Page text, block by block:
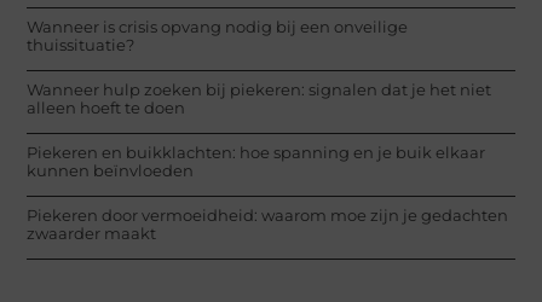
Wanneer is crisis opvang nodig bij een onveilige
thuissituatie?
Wanneer hulp zoeken bij piekeren: signalen dat je het niet
alleen hoeft te doen
Piekeren en buikklachten: hoe spanning en je buik elkaar
kunnen beïnvloeden
Piekeren door vermoeidheid: waarom moe zijn je gedachten
zwaarder maakt